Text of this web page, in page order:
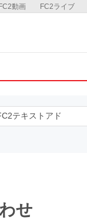
FC2ライブ
FC2動画
せ